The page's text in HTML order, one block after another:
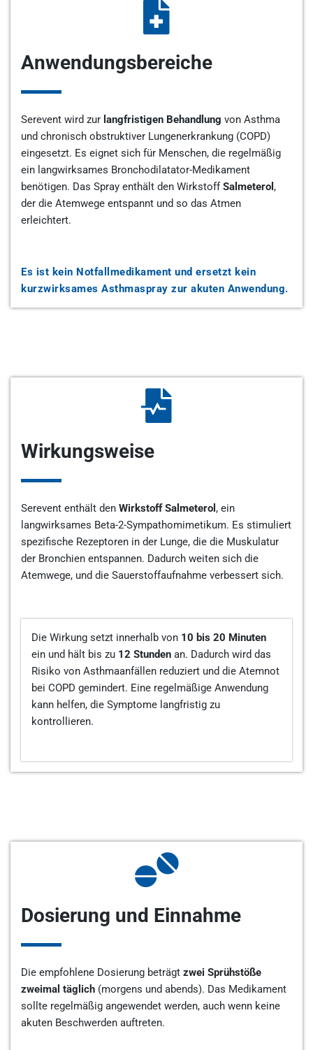
Anwendungsbereiche
Serevent wird zur langfristigen Behandlung von Asthma
und chronisch obstruktiver Lungenerkrankung (COPD)
eingesetzt. Es eignet sich für Menschen, die regelmäßig
ein langwirksames Bronchodilatator-Medikament
benötigen. Das Spray enthält den WirkstoffSalmeterol ,
der die Atemwege entspannt und so das Atmen
erleichtert.
Es ist kein Notfallmedikament und ersetzt kein
kurzwirksames Asthmaspray zur akuten Anwendung.
Wirkungsweise
Serevent enthält den Wirkstoff Salmeterol , ein
langwirksames Beta-2-Sympathomimetikum. Es stimuliert
spezifische Rezeptoren in der Lunge, die die Muskulatur
der Bronchien entspannen. Dadurch weiten sich die
Atemwege, und die Sauerstoffaufnahme verbessert sich.
Die Wirkung setzt innerhalb von 10 bis 20 Minuten
ein und hält bis zu 12 Stunden an. Dadurch wird das
Risiko von Asthmaanfällen reduziert und die Atemnot
bei COPD gemindert. Eine regelmäßige Anwendung
kann helfen, die Symptome langfristig zu
kontrollieren.
Dosierung und Einnahme
Die empfohlene Dosierung beträgt zwei Sprühstöße
zweimal täglich (morgens und abends). Das Medikament
sollte regelmäßig angewendet werden, auch wenn keine
akuten Beschwerden auftreten.